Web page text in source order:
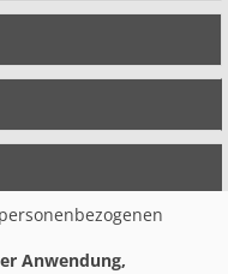
Dienst­
Anwendung,